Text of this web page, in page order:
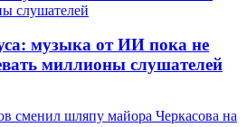
музыка от ИИ пока не
миллионы слушателей